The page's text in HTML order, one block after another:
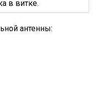
в витке.
антенны: